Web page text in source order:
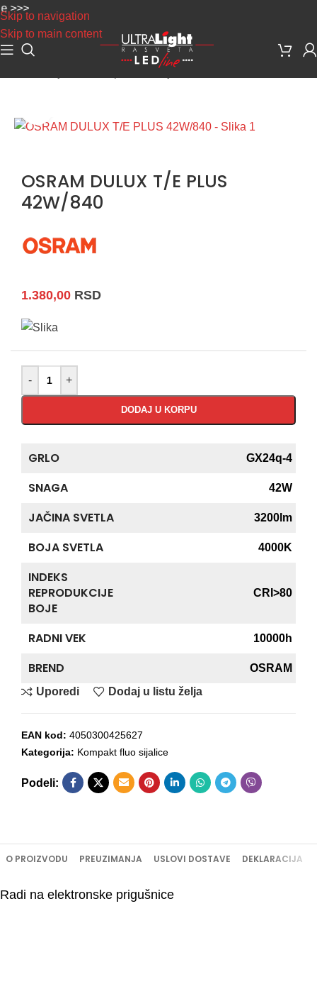
Skip to navigation
Skip to main content
OSRAM DULUX T/E PLUS
42W/840
1.380,00 RSD
- +
DODAJ U KORPU
GRLO GX24q-4
SNAGA 42W
JAČINA SVETLA 3200lm
BOJA SVETLA 4000K
INDEKS
REPRODUKCIJE
BOJE
CRI>80
RADNI VEK 10000h
BREND
OSRAM
Uporedi
Dodaj u listu želja
EAN kod: 4050300425627
Kategorija: Kompakt fluo sijalice
Podeli:
O PROIZVODU PREUZIMANJA USLOVI DOSTAVE DEKLARACIJA
Radi na elektronske prigušnice